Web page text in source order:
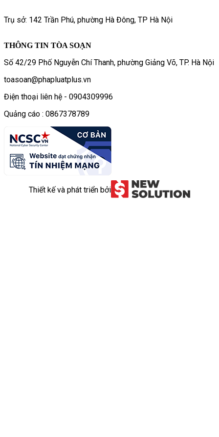
Trụ sở: 142 Trần Phú, phường Hà Đông, TP Hà Nội
THÔNG TIN TÒA SOẠN
Số 42/29 Phố Nguyễn Chí Thanh, phường Giảng Võ, TP. Hà Nội
toasoan@phapluatplus.vn
Điện thoại liên hệ - 0904309996
Quảng cáo : 0867378789
Thiết kế và phát triển bởi